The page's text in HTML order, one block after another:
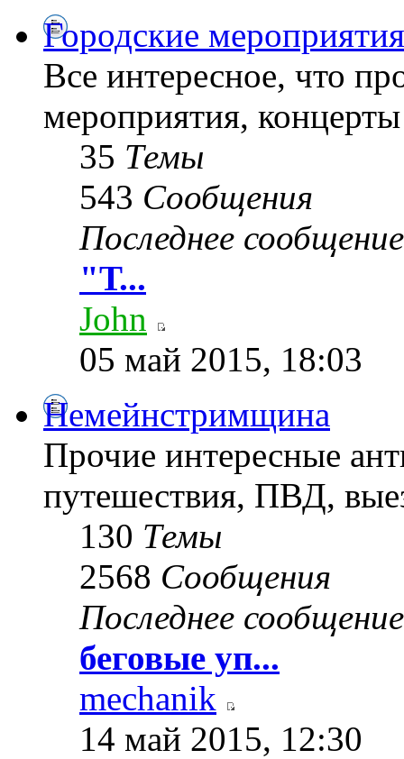
Городские мероприятия
Все интересное, что
мероприятия,
35 Темы
543 Сообщения
Последнее сообщение
"Т...
John
05 май 2015, 18:03
Немейнстримщина
Прочие интересные
путешествия, ПВД,
130 Темы
2568 Сообщения
Последнее сообщение
беговые уп...
mechanik
14 май 2015, 12:30